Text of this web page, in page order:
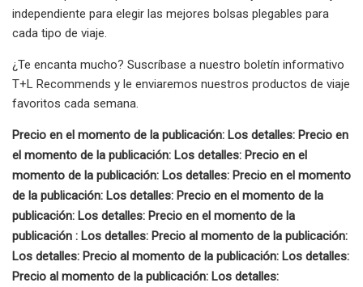
independiente para elegir las mejores bolsas plegables para
cada tipo de viaje.
¿Te encanta mucho? Suscríbase a nuestro boletín informativo
T+L Recommends y le enviaremos nuestros productos de viaje
favoritos cada semana.
Precio en el momento de la publicación: Los detalles: Precio en
el momento de la publicación: Los detalles: Precio en el
momento de la publicación: Los detalles: Precio en el momento
de la publicación: Los detalles: Precio en el momento de la
publicación: Los detalles: Precio en el momento de la
publicación : Los detalles: Precio al momento de la publicación:
Los detalles: Precio al momento de la publicación: Los detalles:
Precio al momento de la publicación: Los detalles: